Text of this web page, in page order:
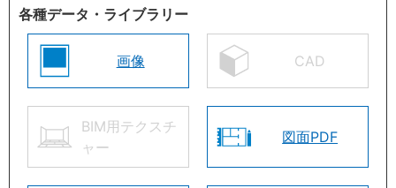
各種データ・ライブラリー
画像 CAD
BIM用テクスチ
ャー
図面PDF